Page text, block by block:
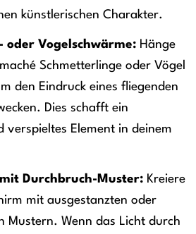
künstlerischen Charakter.
oder Vogelschwärme:Hänge
Schmetterlinge oder Vögel
den Eindruck eines fliegenden
Dies schafft ein
verspieltes Element in deinem
Durchbruch-Muster:Kreiere
mit ausgestanzten oder
Mustern. Wenn das Licht durch